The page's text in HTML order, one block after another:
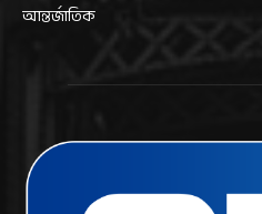
আন্তর্জাতিক